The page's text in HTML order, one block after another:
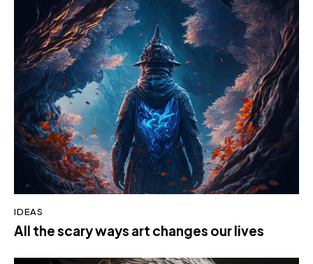
IDEAS
All the scary ways art changes our lives